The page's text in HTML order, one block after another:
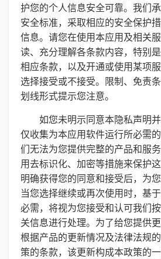
护您的个人信息安全可靠。我们
安全标准，采取相应的安全保护
信息。请您在使用本应用及相关
读、充分理解各条款内容，特别
相应条款，以及开通或使用某项
选择接受或不接受。限制、免责
划线形式提示您注意。
如您未明示同意本隐私声明
仅收集为本应用软件运行所必需
们无法为您提供完整的产品和服
用去标识化、加密等措施来保护
明确获得您的同意和接受后，为
当您选择继续或再次使用时，基
必需，将视为您接受和认可我们
关信息进行处理。为了给您提供
根据产品的更新情况及法律法规
策的条款，该更新构成本政策的